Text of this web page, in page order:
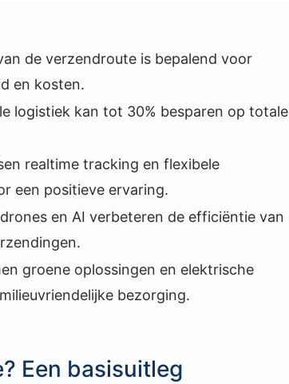
de verzendroute is bepalend voor
en kosten.
logistiek kan tot 30% besparen op totale
realtime tracking en flexibele
een positieve ervaring.
en AI verbeteren de efficiëntie van
groene oplossingen en elektrische
bezorging.
Een basisuitleg